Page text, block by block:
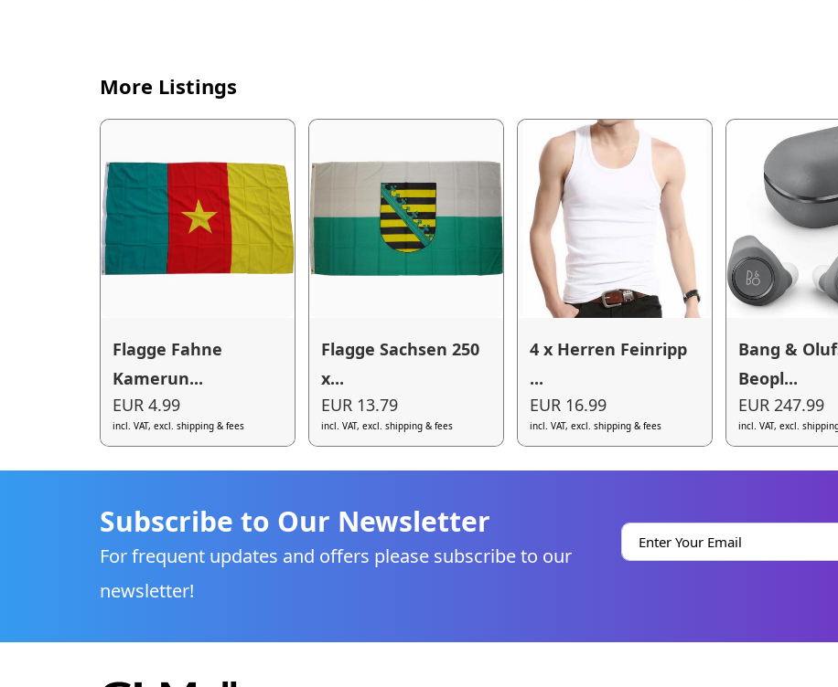
More Listings
Flagge Fahne
Kamerun...
EUR 4.99
incl. VAT, excl. shipping & fees
Flagge Sachsen 250
x...
EUR 13.79
incl. VAT, excl. shipping & fees
4 x Herren Feinripp
...
EUR 16.99
incl. VAT, excl. shipping & fees
Bang &
Beopl...
EUR 247.99
incl. VAT, excl.
Subscribe to Our Newsletter
For frequent updates and offers please subscribe to our
newsletter!